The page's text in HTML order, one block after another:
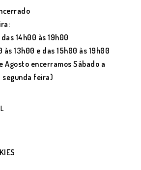
14h00 às 19h00
13h00 e das 15h00 às 19h00
Agosto encerramos Sábado a
segunda feira)